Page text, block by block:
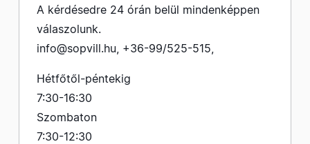
A kérdésedre 24 órán belül mindenképpen
válaszolunk.
info@sopvill.hu, +36-99/525-515,
Hétfőtől-péntekig
7:30-16:30
Szombaton
7:30-12:30